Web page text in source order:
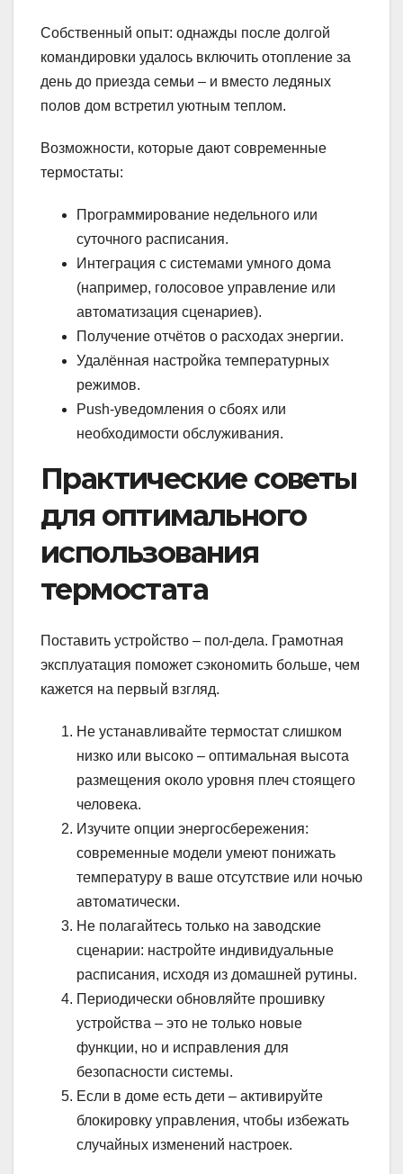
Собственный опыт: однажды после долгой
командировки удалось включить отопление за
день до приезда семьи – и вместо ледяных
полов дом встретил уютным теплом.
Возможности, которые дают современные
термостаты:
Программирование недельного или
суточного расписания.
Интеграция с системами умного дома
(например, голосовое управление или
автоматизация сценариев).
Получение отчётов о расходах энергии.
Удалённая настройка температурных
режимов.
Push-уведомления о сбоях или
необходимости обслуживания.
Практические советы
для оптимального
использования
термостата
Поставить устройство – пол-дела. Грамотная
эксплуатация поможет сэкономить больше, чем
кажется на первый взгляд.
Не устанавливайте термостат слишком
низко или высоко – оптимальная высота
размещения около уровня плеч стоящего
человека.
Изучите опции энергосбережения:
современные модели умеют понижать
температуру в ваше отсутствие или ночью
автоматически.
Не полагайтесь только на заводские
сценарии: настройте индивидуальные
расписания, исходя из домашней рутины.
Периодически обновляйте прошивку
устройства – это не только новые
функции, но и исправления для
безопасности системы.
Если в доме есть дети – активируйте
блокировку управления, чтобы избежать
случайных изменений настроек.